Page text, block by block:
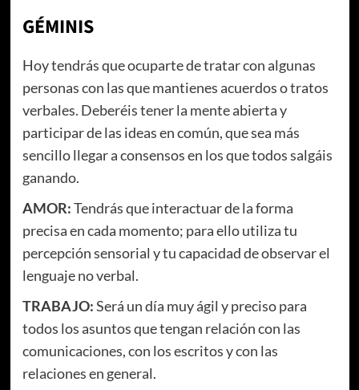
GÉMINIS
Hoy tendrás que ocuparte de tratar con algunas
personas con las que mantienes acuerdos o tratos
verbales. Deberéis tener la mente abierta y
participar de las ideas en común, que sea más
sencillo llegar a consensos en los que todos salgáis
ganando.
AMOR:Tendrás que interactuar de la forma
precisa en cada momento; para ello utiliza tu
percepción sensorial y tu capacidad de observar el
lenguaje no verbal.
TRABAJO:Será un día muy ágil y preciso para
todos los asuntos que tengan relación con las
comunicaciones, con los escritos y con las
relaciones en general.